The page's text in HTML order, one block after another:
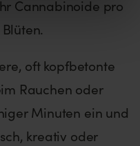
Cannabinoide pro
oft kopfbetonte
Rauchen oder
Minuten ein und
kreativ oder